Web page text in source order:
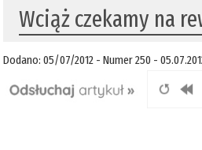
Wciąż czekamy na
Dodano: 05/07/2012 - Numer 250 -